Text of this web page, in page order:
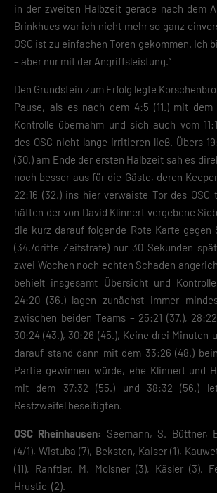
in der zweiten Halbzeit gerade nach dem
Brinkhues war ich nicht mehr so ganz
OSC ist zu einfachen Toren gekommen. Ich
– aber nur mit der Angriffsleistung.“
Den Grundstein zum Erfolg legte
Pause, als es nach dem 4:5 (11.) mit dem
Kontrolle übernahm und sich auch vom
des OSC nicht lange irritieren ließ. Übers
(30.) am Ende der ersten Halbzeit sah es
noch besser aus für die Gäste, deren
22:16 (32.) ins hier verwaiste Tor des OSC
hätten der von David Klinnert vergebene
die kurz darauf folgende Rote Karte gegen
(34./dritte Zeitstrafe) nur 30 Sekunden
zwei Wochen noch echten Schaden
behielt insgesamt Übersicht und
24:20 (36.) lagen zunächst immer
zwischen beiden Teams – 25:21 (37.),
30:24 (43.), 30:26 (45.), Keine drei Minuten
darauf stand dann mit dem 33:26 (48.)
Partie gewinnen würde, ehe Klinnert und
mit dem 37:32 (55.) und 38:32 (56.)
Restzweifel beseitigten.
OSC Rheinhausen: Seemann, S. Büttner,
(4/1), Wistuba (7), Bekston, Kaiser (1),
(11), Ranftler, M. Molsner (3), Käsler (3),
Hrustic (2).